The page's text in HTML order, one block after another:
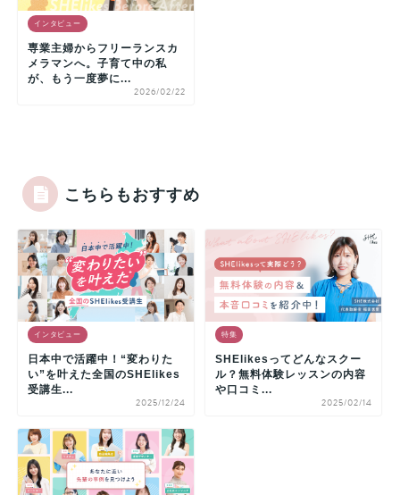
インタビュー
専業主婦からフリーランスカ
メラマンへ。子育て中の私
が、もう一度夢に...
2026/02/22
こちらもおすすめ
インタビュー
日本中で活躍中！“変わりた
い”を叶えた全国のSHElikes
受講生...
2025/12/24
特集
SHElikesってどんなスクー
ル？無料体験レッスンの内容
や口コミ...
2025/02/14